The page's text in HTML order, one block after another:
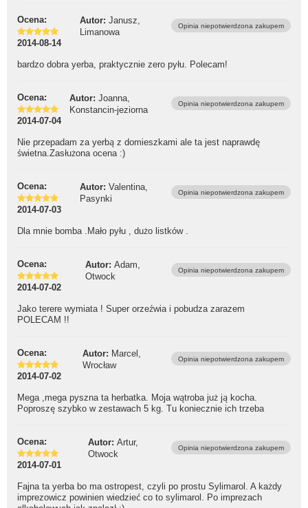
Ocena: Autor: Janusz,
Limanowa
Opinia niepotwierdzona zakupem
2014-08-14
bardzo dobra yerba, praktycznie zero pyłu. Polecam!
Ocena: Autor: Joanna,
Konstancin-jeziorna
Opinia niepotwierdzona zakupem
2014-07-04
Nie przepadam za yerbą z domieszkami ale ta jest naprawdę
świetna.Zasłużona ocena :)
Ocena: Autor: Valentina,
Pasynki
Opinia niepotwierdzona zakupem
2014-07-03
Dla mnie bomba .Mało pyłu , dużo listków .
Ocena: Autor: Adam,
Otwock
Opinia niepotwierdzona zakupem
2014-07-02
Jako terere wymiata ! Super orzeźwia i pobudza zarazem
POLECAM !!
Ocena: Autor: Marcel,
Wrocław
Opinia niepotwierdzona zakupem
2014-07-02
Mega ,mega pyszna ta herbatka. Moja wątroba już ją kocha.
Poproszę szybko w zestawach 5 kg. Tu koniecznie ich trzeba
Ocena: Autor: Artur,
Otwock
Opinia niepotwierdzona zakupem
2014-07-01
Fajna ta yerba bo ma ostropest, czyli po prostu Sylimarol. A każdy
imprezowicz powinien wiedzieć co to sylimarol. Po imprezach